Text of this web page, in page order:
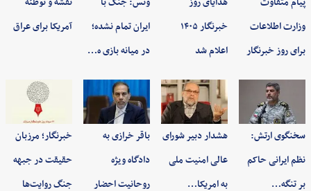
وزارت اطلاعات
برای روز خبرنگار
خبرنگار ۱۴۰۵
اعلام شد
ایران تمام نشده؛
در میانه بازی ه…
آمریکا برای عراق
سخنگوی ارتش:
نظم ایرانی حاکم
بر تنگه…
هشدار دبیر شورای
عالی امنیت ملی
به امریکا…
باقر خرازی به
دادگاه ویژه
روحانیت احضار
خبرنگار؛ مرزبان
حقیقت در جبهه
جنگ روایت‌ها